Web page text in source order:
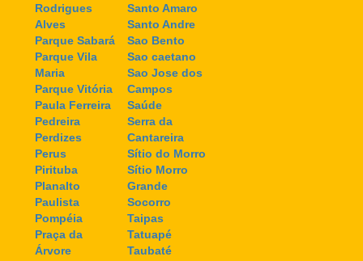
Rodrigues
Alves
Parque Sabará
Parque Vila
Maria
Parque Vitória
Paula Ferreira
Pedreira
Perdizes
Perus
Pirituba
Planalto
Paulista
Pompéia
Praça da
Árvore
Santo Amaro
Santo Andre
Sao Bento
Sao caetano
Sao Jose dos
Campos
Saúde
Serra da
Cantareira
Sítio do Morro
Sítio Morro
Grande
Socorro
Taipas
Tatuapé
Taubaté